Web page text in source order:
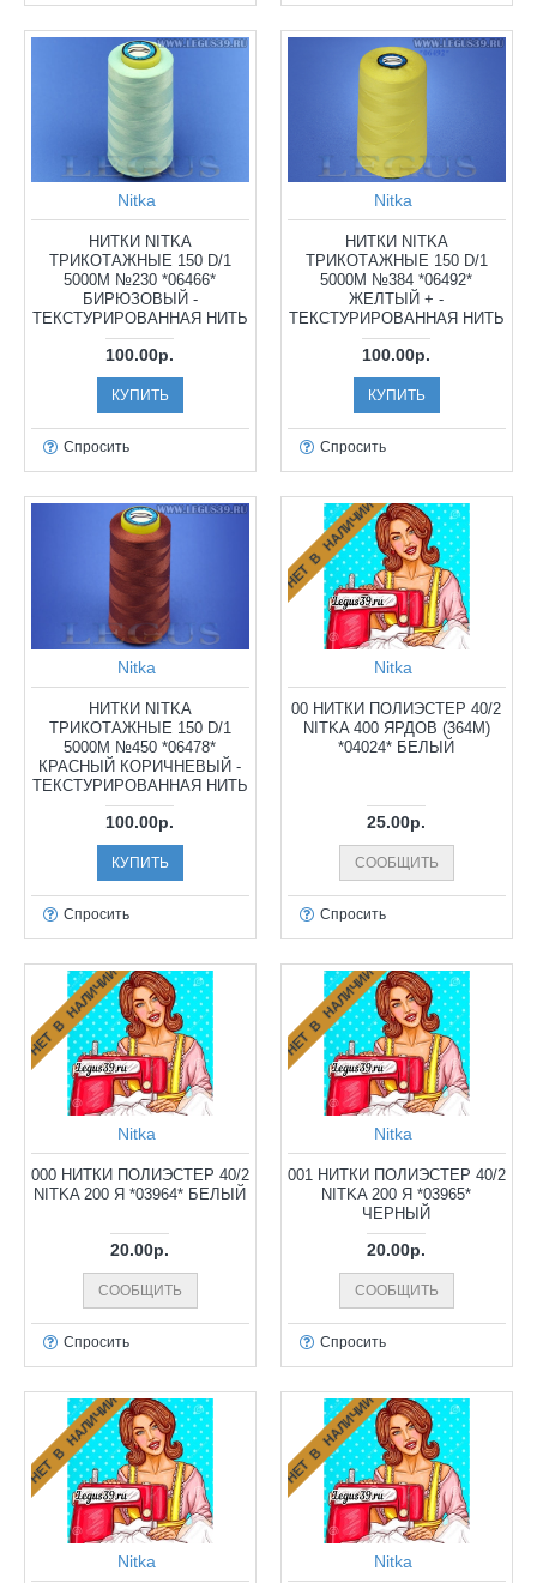
Nitka
НИТКИ NITKA
ТРИКОТАЖНЫЕ 150 D/1
5000М №230 *06466*
БИРЮЗОВЫЙ -
ТЕКСТУРИРОВАННАЯ НИТЬ
100.00р.
КУПИТЬ
Спросить
Nitka
НИТКИ NITKA
ТРИКОТАЖНЫЕ 150 D/1
5000М №384 *06492*
ЖЕЛТЫЙ + -
ТЕКСТУРИРОВАННАЯ НИТЬ
100.00р.
КУПИТЬ
Спросить
Nitka
НИТКИ NITKA
ТРИКОТАЖНЫЕ 150 D/1
5000М №450 *06478*
КРАСНЫЙ КОРИЧНЕВЫЙ -
ТЕКСТУРИРОВАННАЯ НИТЬ
100.00р.
КУПИТЬ
Спросить
НЕТ В НАЛИЧИИ
Nitka
00 НИТКИ ПОЛИЭСТЕР 40/2
NITKA 400 ЯРДОВ (364М)
*04024* БЕЛЫЙ
25.00р.
СООБЩИТЬ
Спросить
НЕТ В НАЛИЧИИ
Nitka
000 НИТКИ ПОЛИЭСТЕР 40/2
NITKA 200 Я *03964* БЕЛЫЙ
20.00р.
СООБЩИТЬ
Спросить
НЕТ В НАЛИЧИИ
Nitka
001 НИТКИ ПОЛИЭСТЕР 40/2
NITKA 200 Я *03965*
ЧЕРНЫЙ
20.00р.
СООБЩИТЬ
Спросить
НЕТ В НАЛИЧИИ
Nitka
НЕТ В НАЛИЧИИ
Nitka